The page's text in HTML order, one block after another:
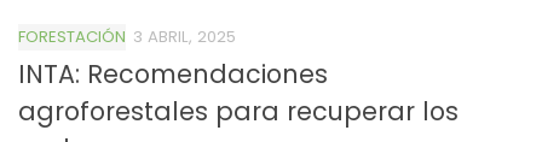
FORESTACIÓN 3 ABRIL, 2025
INTA: Recomendaciones
agroforestales para recuperar los